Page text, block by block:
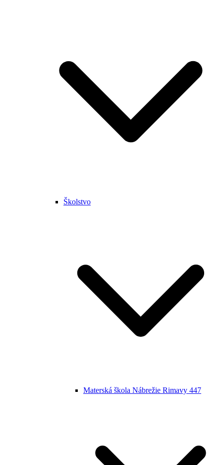
Školstvo
Materská škola Nábrežie Rimavy 447